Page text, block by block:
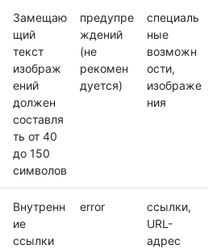
Замещаю
щий
текст
изображ
ений
должен
составля
ть от 40
до 150
символов
предупре
ждений
(не
рекомен
дуется)
специаль
ные
возможн
ости,
изображе
ния
Внутренн
ие
ссылки
error
ссылки,
URL-
адрес